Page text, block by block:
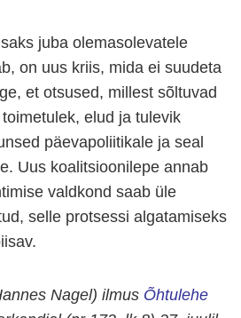
juba olemasolevatele
on uus kriis, mida ei suudeta
et otsused, millest sõltuvad
elud ja tulevik
päevapoliitikale ja seal
Uus koalitsioonilepe annab
valdkond saab üle
selle protsessi algatamiseks
Nagel) ilmus Õhtulehe